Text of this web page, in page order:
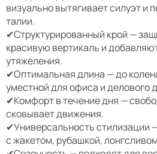
визуально вытягивает силуэт и
талии.
✔Структурированный крой —
красивую вертикаль и
утяжеления.
✔Оптимальная длина — до
уместной для офиса и делового
✔Комфорт в течение дня —
сковывает движения.
✔Универсальность стилизации
с жакетом, рубашкой,